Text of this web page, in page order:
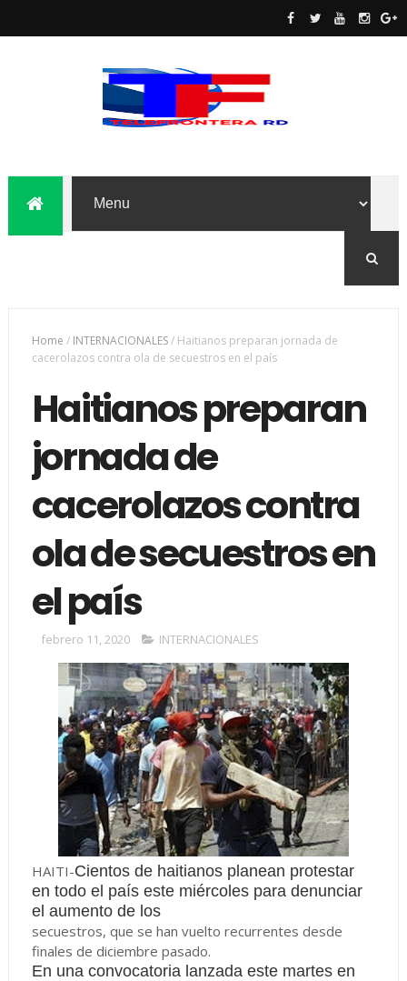
Home / INTERNACIONALES/ Haitianos preparan jornada de
cacerolazos contra ola de secuestros en el país
Haitianos preparan
jornada de
cacerolazos contra
ola de secuestros en
el país
febrero 11, 2020 INTERNACIONALES
HAITI-Cientos de haitianos planean protestar
en todo el país este miércoles para denunciar
el aumento de los
secuestros, que se han vuelto recurrentes desde
finales de diciembre pasado.
En una convocatoria lanzada este martes en